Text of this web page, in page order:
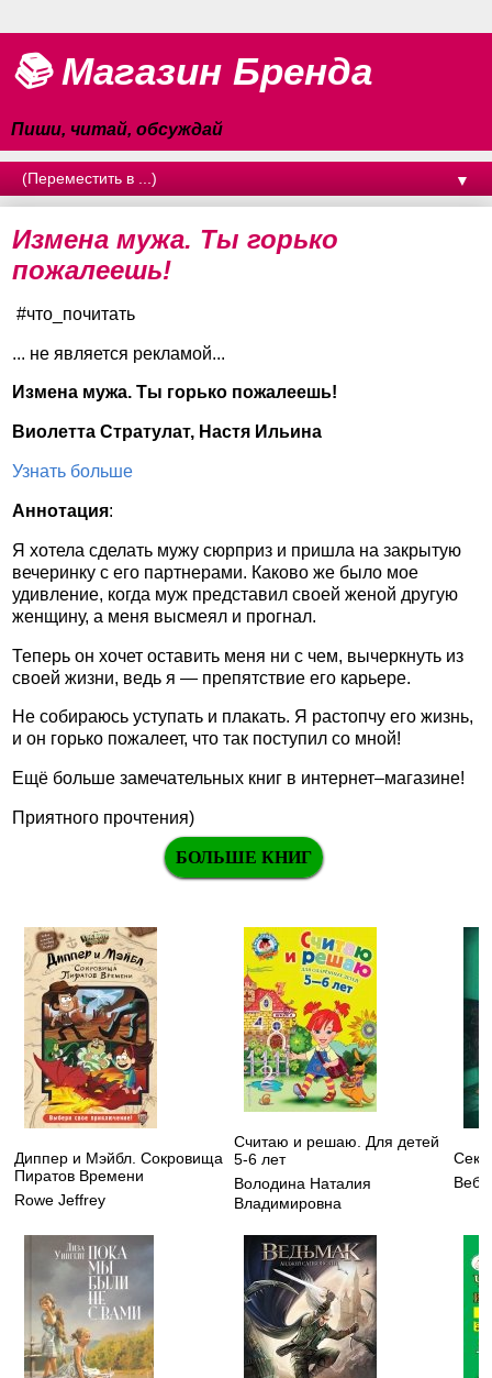
📚 Магазин Бренда
Пиши, читай, обсуждай
▼
Измена мужа. Ты горько
пожалеешь!
#что_почитать
... не является рекламой...
Измена мужа. Ты горько пожалеешь!
Виолетта Стратулат, Настя Ильина
Узнать больше
Аннотация:
Я хотела сделать мужу сюрприз и пришла на закрытую
вечеринку с его партнерами. Каково же было мое
удивление, когда муж представил своей женой другую
женщину, а меня высмеял и прогнал.
Теперь он хочет оставить меня ни с чем, вычеркнуть из
своей жизни, ведь я — препятствие его карьере.
Не собираюсь уступать и плакать. Я растопчу его жизнь,
и он горько пожалеет, что так поступил со мной!
Ещё больше замечательных книг в интернет–магазине!
Приятного прочтения)
БОЛЬШЕ КНИГ
Диппер и Мэйбл. Сокровища
Пиратов Времени
Rowe Jeffrey
Считаю и решаю. Для детей
5-6 лет
Володина Наталия
Владимировна